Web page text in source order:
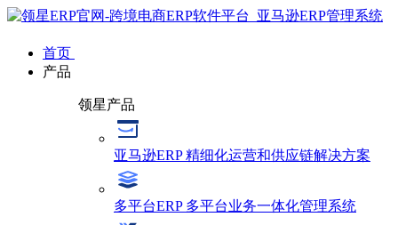
首页
产品
领星产品
亚马逊ERP精细化运营和供应链解决方案
多平台ERP 多平台业务一体化管理系统